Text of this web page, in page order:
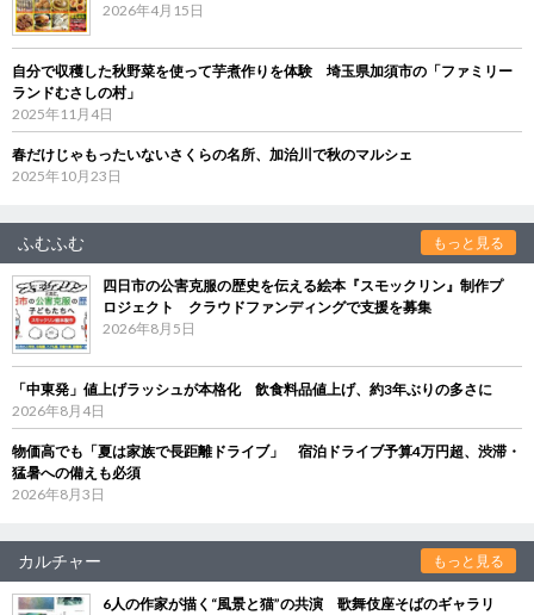
2026年4月15日
自分で収穫した秋野菜を使って芋煮作りを体験 埼玉県加須市の「ファミリー
ランドむさしの村」
2025年11月4日
春だけじゃもったいないさくらの名所、加治川で秋のマルシェ
2025年10月23日
ふむふむ もっと見る
四日市の公害克服の歴史を伝える絵本『スモックリン』制作プ
ロジェクト クラウドファンディングで支援を募集
2026年8月5日
「中東発」値上げラッシュが本格化 飲食料品値上げ、約3年ぶりの多さに
2026年8月4日
物価高でも「夏は家族で長距離ドライブ」 宿泊ドライブ予算4万円超、渋滞・
猛暑への備えも必須
2026年8月3日
カルチャー もっと見る
6人の作家が描く“風景と猫”の共演 歌舞伎座そばのギャラリ